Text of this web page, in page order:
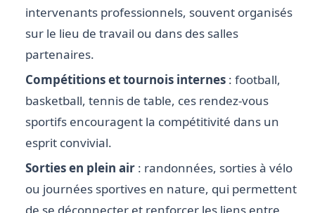
intervenants professionnels, souvent organisés
sur le lieu de travail ou dans des salles
partenaires.
Compétitions et tournois internes : football,
basketball, tennis de table, ces rendez-vous
sportifs encouragent la compétitivité dans un
esprit convivial.
Sorties en plein air : randonnées, sorties à vélo
ou journées sportives en nature, qui permettent
de se déconnecter et renforcer les liens entre